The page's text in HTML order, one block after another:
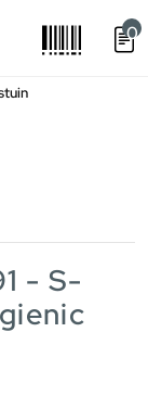
0
- S-